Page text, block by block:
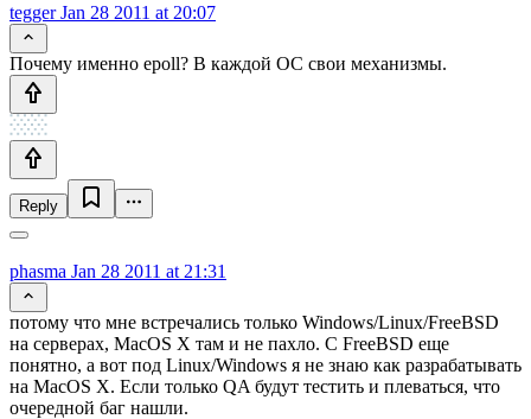
teggerJan 28 2011 at 20:07
Почему именно epoll? В каждой ОС свои механизмы.
Reply
phasma Jan 28 2011 at 21:31
потому что мне встречались только Windows/Linux/FreeBSD
на серверах, MacOS X там и не пахло. С FreeBSD еще
понятно, а вот под Linux/Windows я не знаю как разрабатывать
на MacOS X. Если только QA будут тестить и плеваться, что
очередной баг нашли.